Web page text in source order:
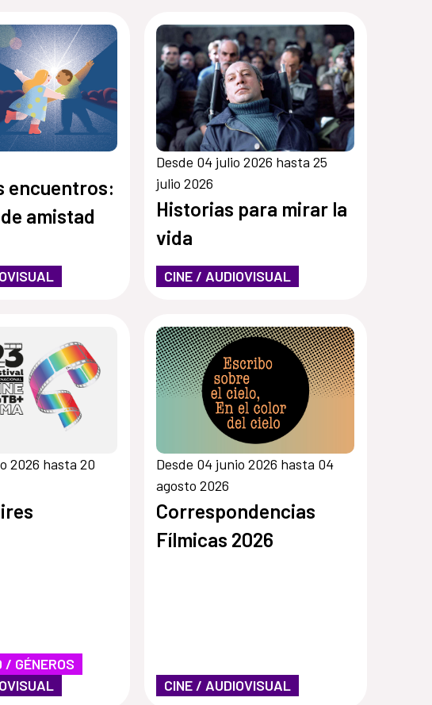
encuentros:
amistad
Desde 04 julio 2026 hasta 25
julio 2026
Historias para mirar la
vida
CINE / AUDIOVISUAL
2026 hasta 20
/ GÉNEROS
Desde 04 junio 2026 hasta 04
agosto 2026
Correspondencias
Fílmicas 2026
CINE / AUDIOVISUAL